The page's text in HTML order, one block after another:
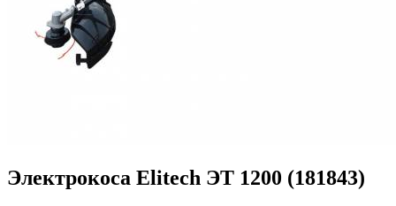
Электрокоса Elitech ЭТ 1200 (181843)